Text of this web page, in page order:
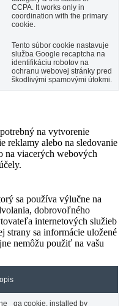
CCPA. It works only in
coordination with the primary
cookie.
Tento súbor cookie nastavuje
služba Google recaptcha na
identifikáciu robotov na
ochranu webovej stránky pred
škodlivými spamovými útokmi.
na vytvorenie
reklamy alebo na sledovanie
na viacerých webových
sa používa výlučne na
dobrovoľného
internetových služieb
strany sa informácie uložené
nemôžu použiť na vašu
_ga cookie, installed by